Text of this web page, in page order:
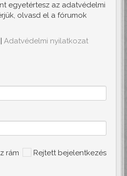
egyetértesz az adatvédelmi
olvasd el a fórumok
| Adatvédelmi nyilatkozat
rám Rejtett bejelentkezés